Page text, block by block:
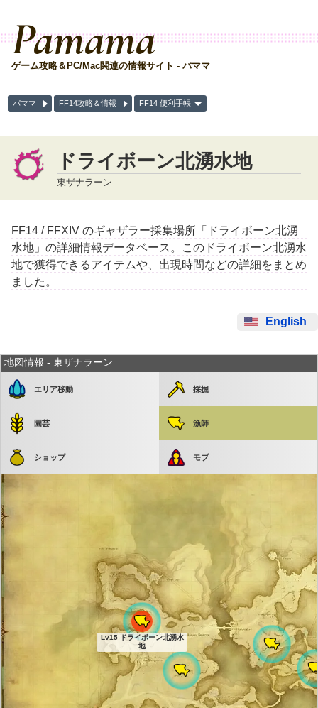
Pamama
ゲーム攻略＆PC/Mac関連の情報サイト - パママ
パママ FF14攻略＆情報 FF14 便利手帳
ドライボーン北湧水地
東ザナラーン
FF14 / FFXIV のギャザラー採集場所「ドライボーン北湧
水地」の詳細情報データベース。このドライボーン北湧水
地で獲得できるアイテムや、出現時間などの詳細をまとめ
ました。
English
地図情報 - 東ザナラーン
エリア移動 採掘
園芸 漁師
ショップ モブ
Lv15 ドライボーン北湧水
地